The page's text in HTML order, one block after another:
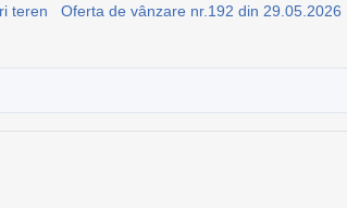
teren Oferta de vânzare nr.192 din 29.05.2026